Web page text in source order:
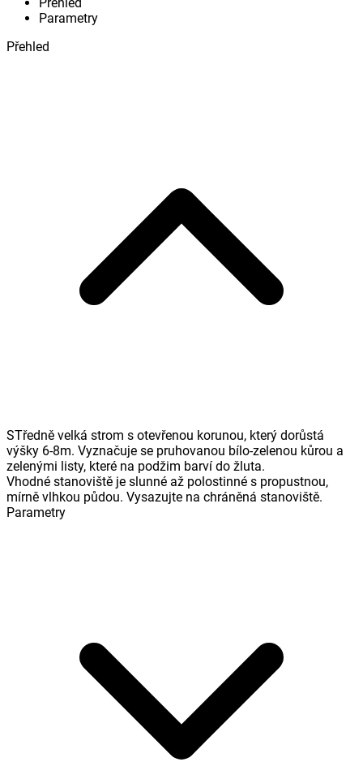
Parametry
Přehled
STředně velká strom s otevřenou korunou, který dorůstá
výšky 6-8m. Vyznačuje se pruhovanou bílo-zelenou kůrou a
zelenými listy, které na podžim barví do žluta.
Vhodné stanoviště je slunné až polostinné s propustnou,
mírně vlhkou půdou. Vysazujte na chráněná stanoviště.
Parametry